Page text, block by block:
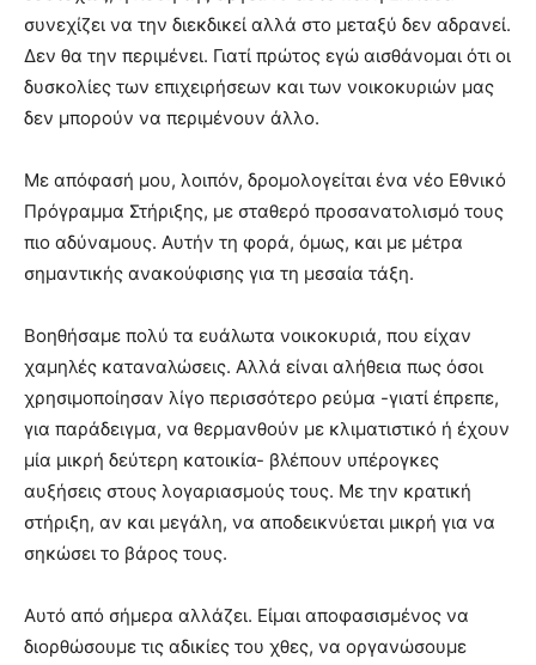
συνεχίζει να την διεκδικεί αλλά στο μεταξύ δεν αδρανεί.
Δεν θα την περιμένει. Γιατί πρώτος εγώ αισθάνομαι ότι οι
δυσκολίες των επιχειρήσεων και των νοικοκυριών μας
δεν μπορούν να περιμένουν άλλο.
Με απόφασή μου, λοιπόν, δρομολογείται ένα νέο Εθνικό
Πρόγραμμα Στήριξης, με σταθερό προσανατολισμό τους
πιο αδύναμους. Αυτήν τη φορά, όμως, και με μέτρα
σημαντικής ανακούφισης για τη μεσαία τάξη.
Βοηθήσαμε πολύ τα ευάλωτα νοικοκυριά, που είχαν
χαμηλές καταναλώσεις. Αλλά είναι αλήθεια πως όσοι
χρησιμοποίησαν λίγο περισσότερο ρεύμα -γιατί έπρεπε,
για παράδειγμα, να θερμανθούν με κλιματιστικό ή έχουν
μία μικρή δεύτερη κατοικία- βλέπουν υπέρογκες
αυξήσεις στους λογαριασμούς τους. Με την κρατική
στήριξη, αν και μεγάλη, να αποδεικνύεται μικρή για να
σηκώσει το βάρος τους.
Αυτό από σήμερα αλλάζει. Είμαι αποφασισμένος να
διορθώσουμε τις αδικίες του χθες, να οργανώσουμε